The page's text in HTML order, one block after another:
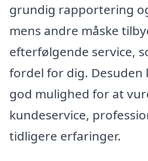
grundig rapportering
mens andre måske
efterfølgende service,
fordel for dig.
god mulighed for at
kundeservice,
tidligere erfaringer.